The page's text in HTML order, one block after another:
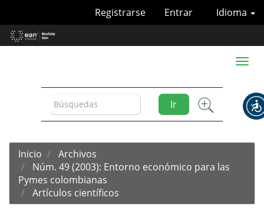
Contenido
principal
Idioma
Registrarse Entrar
Ir
Toggle
Inicio
Archivos
Núm. 49 (2003): Entorno económico para las
Pymes colombianas
Artículos científicos